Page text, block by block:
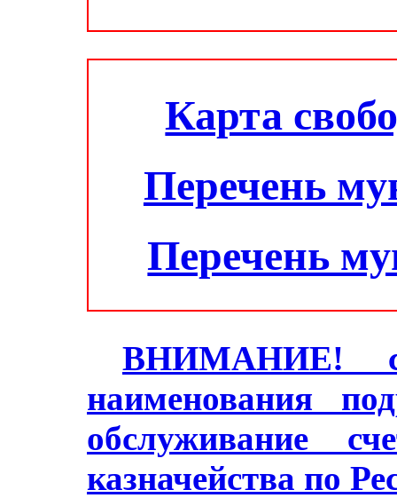
Карта
Перечень
Перечень
ВНИМАНИЕ! с
наименования
обслуживание
казначейства по